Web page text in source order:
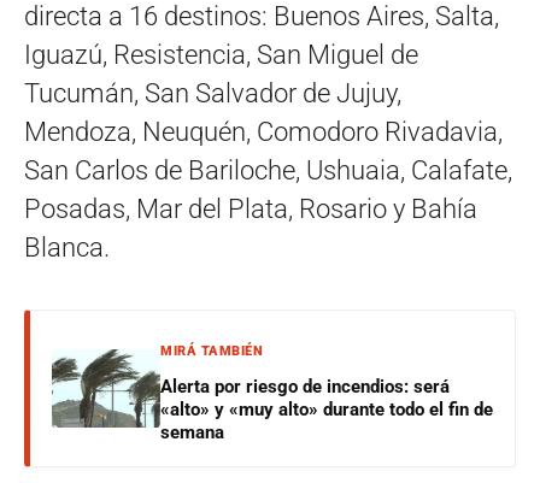
directa a 16 destinos: Buenos Aires, Salta,
Iguazú, Resistencia, San Miguel de
Tucumán, San Salvador de Jujuy,
Mendoza, Neuquén, Comodoro Rivadavia,
San Carlos de Bariloche, Ushuaia, Calafate,
Posadas, Mar del Plata, Rosario y Bahía
Blanca.
MIRÁ TAMBIÉN
Alerta por riesgo de incendios: será
«alto» y «muy alto» durante todo el fin de
semana